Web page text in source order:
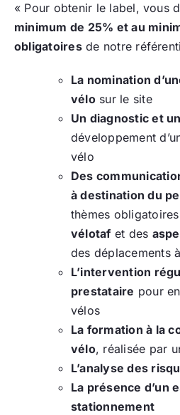
« Pour obtenir le label, vous
minimum de 25% et au
obligatoiresde notre
La nomination
vélosur le site
Un diagnostic et
développement
vélo
Des
à destination du
thèmes
vélotaf et des
des déplacements
L’intervention
prestataire pour
vélos
La formation à la
vélo, réalisée par
L’analyse des
La présence d’un
stationnement